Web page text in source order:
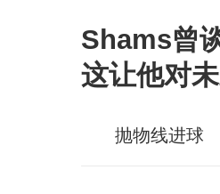
Shams曾
这让他对
抛物线进球